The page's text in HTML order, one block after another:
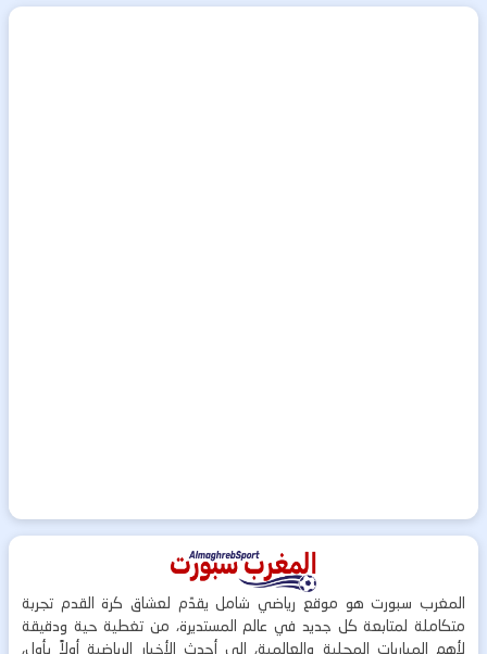
المغرب سبورت هو موقع رياضي شامل يقدّم لعشاق كرة القدم تجربة
متكاملة لمتابعة كل جديد في عالم المستديرة، من تغطية حية ودقيقة
لأهم المباريات المحلية والعالمية، إلى أحدث الأخبار الرياضية أولاً بأول،